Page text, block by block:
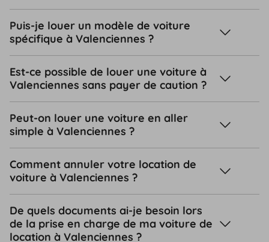
Puis-je louer un modèle de voiture
spécifique à Valenciennes ?
Est-ce possible de louer une voiture à
Valenciennes sans payer de caution ?
Peut-on louer une voiture en aller
simple à Valenciennes ?
Comment annuler votre location de
voiture à Valenciennes ?
De quels documents ai-je besoin lors
de la prise en charge de ma voiture de
location à Valenciennes ?